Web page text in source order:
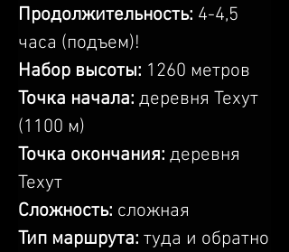
Продолжительность: 4-4,5
часа (подъем)!
Набор высоты: 1260 метров
Точка начала: деревня Техут
(1100 м)
Точка окончания: деревня
Техут
Сложность: сложная
Тип маршрута: туда и обратно